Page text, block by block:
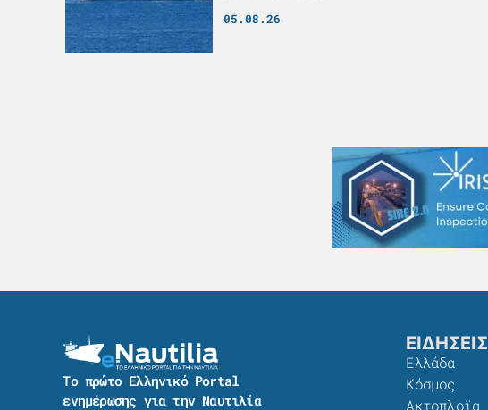
05.08.26
Το πρώτο Ελληνικό Portal
ενημέρωσης για την Ναυτιλία
ΕΙΔΗΣΕΙΣ
Ελλάδα
Κόσμος
Ακτοπλοϊα